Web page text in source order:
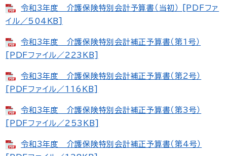
令和3年度 介護保険特別会計予算書（当初） [PDFファ
イル／504KB]
令和3年度 介護保険特別会計補正予算書（第1号）
[PDFファイル／223KB]
令和3年度 介護保険特別会計補正予算書（第2号）
[PDFファイル／116KB]
令和3年度 介護保険特別会計補正予算書（第3号）
[PDFファイル／253KB]
令和3年度 介護保険特別会計補正予算書（第4号）